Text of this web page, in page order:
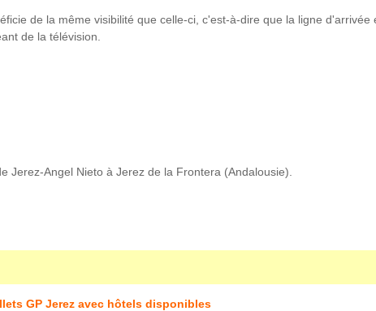
de la même visibilité que celle-ci, c'est-à-dire que la ligne d'arrivée
de la télévision.
Jerez-Angel Nieto à Jerez de la Frontera (Andalousie).
GP Jerez avec hôtels disponibles